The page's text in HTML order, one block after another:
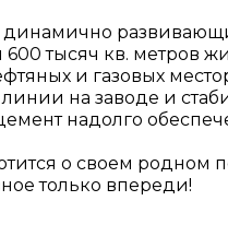
динамично
тысяч кв. метров
и газовых
на заводе и
надолго
о своем родном
только впереди!